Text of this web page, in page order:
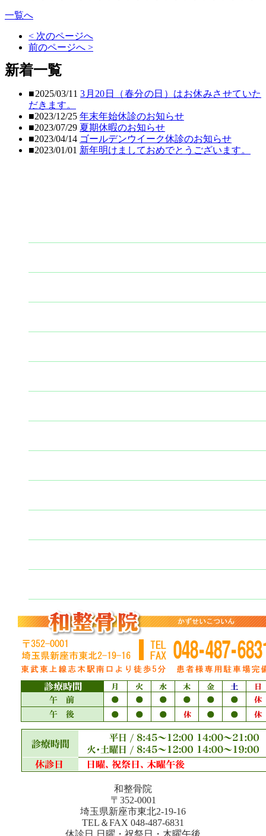
一覧へ
< 次のページへ
前のページへ >
新着一覧
■2025/03/11 3月20日（春分の日）はお休みさせていた
だきます。
■2023/12/25 年末年始休診のお知らせ
■2023/07/29 夏期休暇のお知らせ
■2023/04/14 ゴールデンウイーク休診のお知らせ
■2023/01/01 新年明けましておめでとうございます。
和整骨院
〒352‐0001
埼玉県新座市東北2-19-16
TEL＆FAX 048-487-6831
休診日 日曜・祝祭日・木曜午後